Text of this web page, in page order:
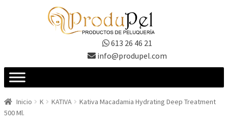
613 26 46 21
info@produpel.com
Inicio K KATIVA
Kativa Macadamia Hydrating Deep Treatment
500 Ml.